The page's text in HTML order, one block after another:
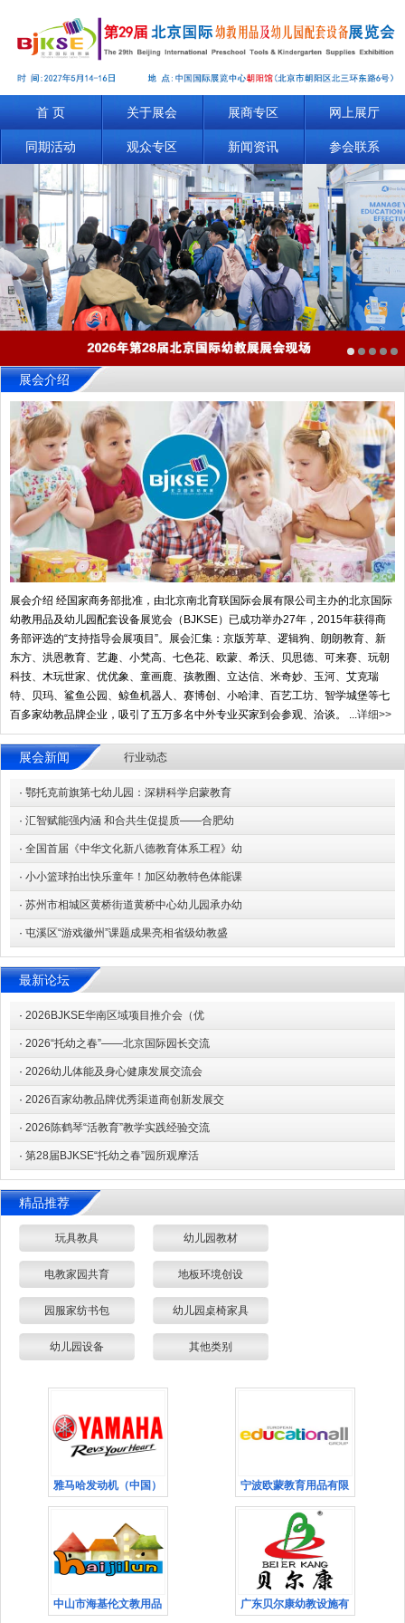
首 页 关于展会 展商专区 网上展厅
同期活动 观众专区 新闻资讯 参会联系
展会介绍
展会介绍 经国家商务部批准，由北京南北育联国际会展有限公司主办的北京国际
幼教用品及幼儿园配套设备展览会（BJKSE）已成功举办27年，2015年获得商
务部评选的“支持指导会展项目”。展会汇集：京版芳草、逻辑狗、朗朗教育、新
东方、洪恩教育、艺趣、小梵高、七色花、欧蒙、希沃、贝思德、可来赛、玩朝
科技、木玩世家、优优象、童画鹿、孩教圈、立达信、米奇妙、玉河、艾克瑞
特、贝玛、鲨鱼公园、鲸鱼机器人、赛博创、小哈津、百艺工坊、智学城堡等七
百多家幼教品牌企业，吸引了五万多名中外专业买家到会参观、洽谈。 ... 详细>>
展会新闻 行业动态
· 鄂托克前旗第七幼儿园：深耕科学启蒙教育
· 汇智赋能强内涵 和合共生促提质——合肥幼
· 全国首届《中华文化新八德教育体系工程》幼
· 小小篮球拍出快乐童年！加区幼教特色体能课
· 苏州市相城区黄桥街道黄桥中心幼儿园承办幼
· 屯溪区“游戏徽州”课题成果亮相省级幼教盛
最新论坛
· 2026BJKSE华南区域项目推介会（优
· 2026“托幼之春”——北京国际园长交流
· 2026幼儿体能及身心健康发展交流会
· 2026百家幼教品牌优秀渠道商创新发展交
· 2026陈鹤琴“活教育”教学实践经验交流
· 第28届BJKSE“托幼之春”园所观摩活
精品推荐
玩具教具 幼儿园教材
电教家园共育 地板环境创设
园服家纺书包 幼儿园桌椅家具
幼儿园设备 其他类别
雅马哈发动机（中国） 宁波欧蒙教育用品有限
中山市海基伦文教用品 广东贝尔康幼教设施有